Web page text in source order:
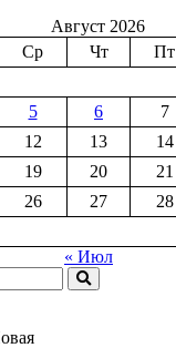
Август 2026
Ср Чт Пт
5 6 7
12 13 14
19 20 21
26 27 28
« Июл